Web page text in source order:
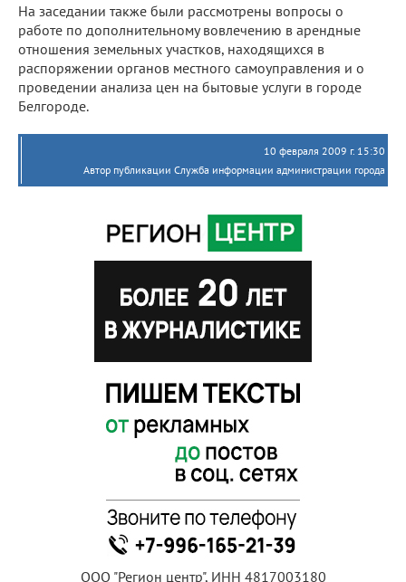
На заседании также были рассмотрены вопросы о
работе по дополнительному вовлечению в арендные
отношения земельных участков, находящихся в
распоряжении органов местного самоуправления и о
проведении анализа цен на бытовые услуги в городе
Белгороде.
10 февраля 2009 г. 15:30
Автор публикации Служба информации администрации города
ООО "Регион центр", ИНН 4817003180